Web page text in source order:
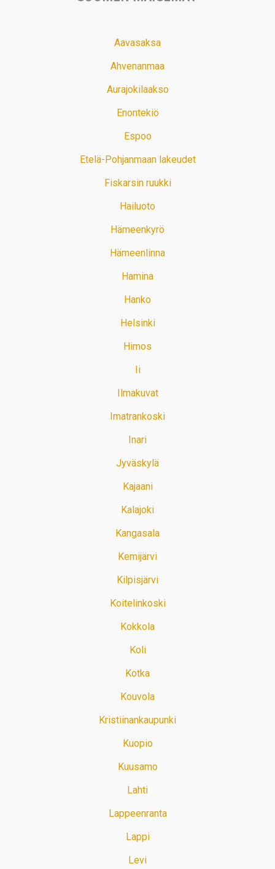
Aavasaksa
Ahvenanmaa
Aurajokilaakso
Enontekiö
Espoo
Etelä-Pohjanmaan lakeudet
Fiskarsin ruukki
Hailuoto
Hämeenkyrö
Hämeenlinna
Hamina
Hanko
Helsinki
Himos
Ii
Ilmakuvat
Imatrankoski
Inari
Jyväskylä
Kajaani
Kalajoki
Kangasala
Kemijärvi
Kilpisjärvi
Koitelinkoski
Kokkola
Koli
Kotka
Kouvola
Kristiinankaupunki
Kuopio
Kuusamo
Lahti
Lappeenranta
Lappi
Levi